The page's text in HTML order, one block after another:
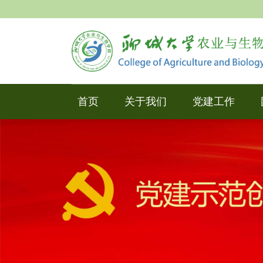
首页 关于我们 党建工作